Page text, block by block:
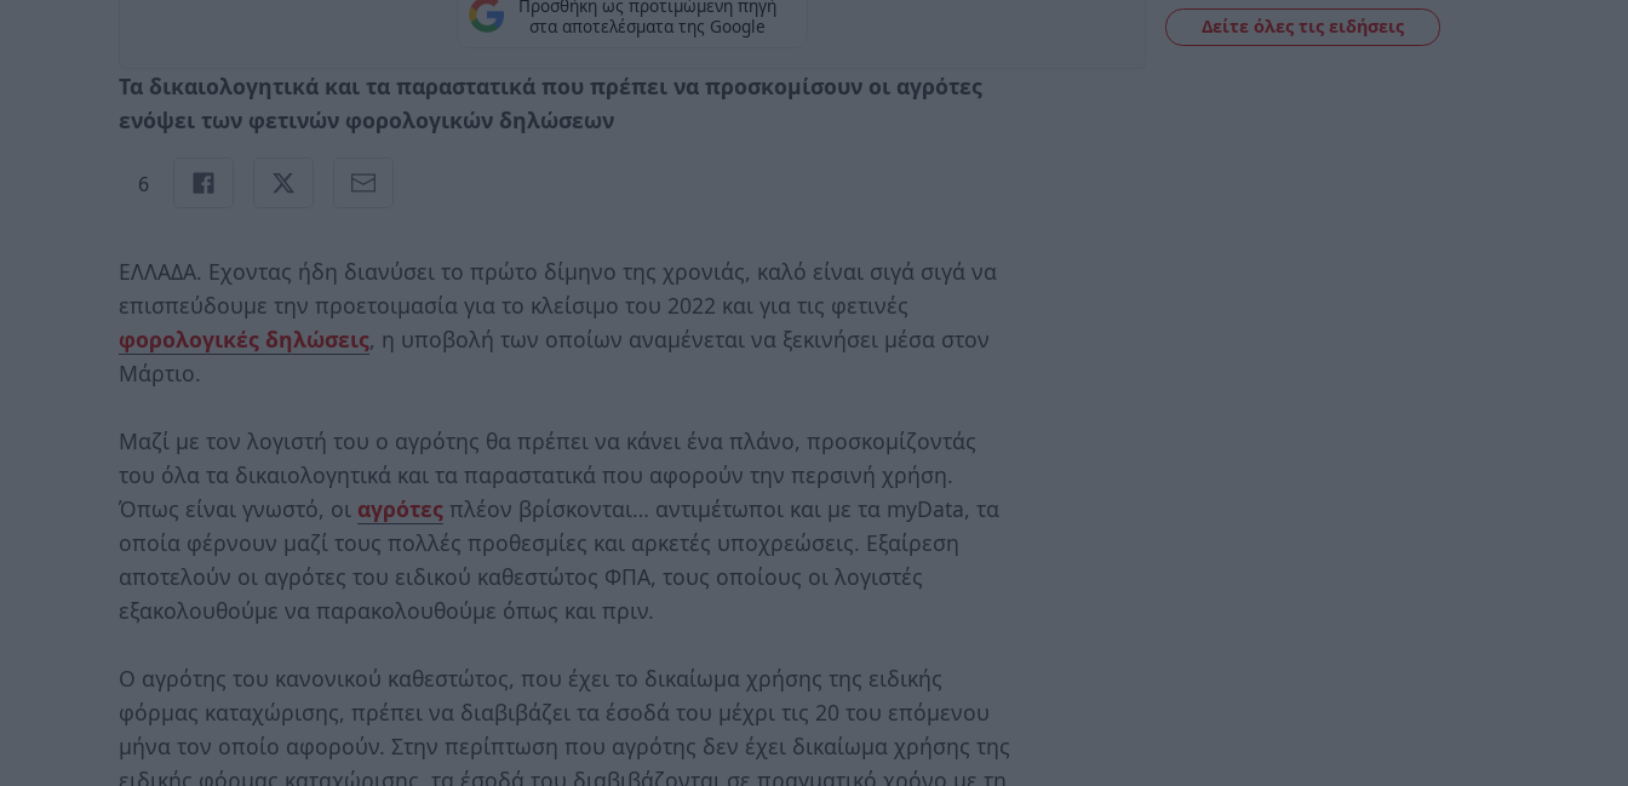
Προσθήκη ως προτιμώμενη πηγή
στα αποτελέσματα της Google
Τα δικαιολογητικά και τα παραστατικά που πρέπει να προσκομίσουν οι αγρότες
ενόψει των φετινών φορολογικών δηλώσεων
6
ΕΛΛΑΔΑ. Εχοντας ήδη διανύσει το πρώτο δίμηνο της χρονιάς, καλό είναι σιγά σιγά να
επισπεύδουμε την προετοιμασία για το κλείσιμο του 2022 και για τις φετινές
φορολογικές δηλώσεις, η υποβολή των οποίων αναμένεται να ξεκινήσει μέσα στον
Μάρτιο.
Μαζί με τον λογιστή του ο αγρότης θα πρέπει να κάνει ένα πλάνο, προσκομίζοντάς
του όλα τα δικαιολογητικά και τα παραστατικά που αφορούν την περσινή χρήση.
Όπως είναι γνωστό, οι αγρότες πλέον βρίσκονται… αντιμέτωποι και με τα myData, τα
οποία φέρνουν μαζί τους πολλές προθεσμίες και αρκετές υποχρεώσεις. Εξαίρεση
αποτελούν οι αγρότες του ειδικού καθεστώτος ΦΠΑ, τους οποίους οι λογιστές
εξακολουθούμε να παρακολουθούμε όπως και πριν.
Ο αγρότης του κανονικού καθεστώτος, που έχει το δικαίωμα χρήσης της ειδικής
φόρμας καταχώρισης, πρέπει να διαβιβάζει τα έσοδά του μέχρι τις 20 του επόμενου
μήνα τον οποίο αφορούν. Στην περίπτωση που αγρότης δεν έχει δικαίωμα χρήσης της
ειδικής φόρμας καταχώρισης, τα έσοδά του διαβιβάζονται σε πραγματικό χρόνο με τη
Δείτε όλες τις ειδήσεις